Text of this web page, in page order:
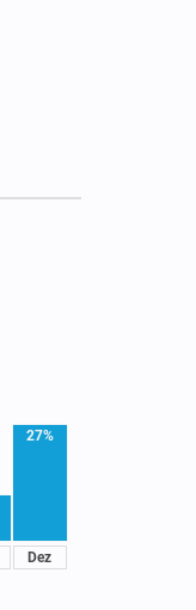
27%
Dez